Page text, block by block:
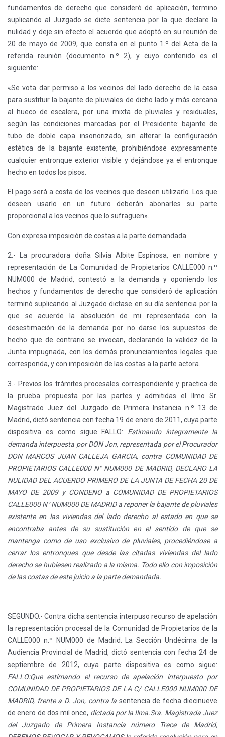
fundamentos de derecho que consideró de aplicación, termino
suplicando al Juzgado se dicte sentencia por la que declare la
nulidad y deje sin efecto el acuerdo que adoptó en su reunión de
20 de mayo de 2009, que consta en el punto 1.º del Acta de la
referida reunión (documento n.º 2), y cuyo contenido es el
siguiente:
«Se vota dar permiso a los vecinos del lado derecho de la casa
para sustituir la bajante de pluviales de dicho lado y más cercana
al hueco de escalera, por una mixta de pluviales y residuales,
según las condiciones marcadas por el Presidente: bajante de
tubo de doble capa insonorizado, sin alterar la configuración
estética de la bajante existente, prohibiéndose expresamente
cualquier entronque exterior visible y dejándose ya el entronque
hecho en todos los pisos.
El pago será a costa de los vecinos que deseen utilizarlo. Los que
deseen usarlo en un futuro deberán abonarles su parte
proporcional a los vecinos que lo sufraguen».
Con expresa imposición de costas a la parte demandada.
2.- La procuradora doña Silvia Albite Espinosa, en nombre y
representación de La Comunidad de Propietarios CALLE000 n.º
NUM000 de Madrid, contestó a la demanda y oponiendo los
hechos y fundamentos de derecho que consideró de aplicación
terminó suplicando al Juzgado dictase en su día sentencia por la
que se acuerde la absolución de mi representada con la
desestimación de la demanda por no darse los supuestos de
hecho que de contrario se invocan, declarando la validez de la
Junta impugnada, con los demás pronunciamientos legales que
corresponda, y con imposición de las costas a la parte actora.
3.- Previos los trámites procesales correspondiente y practica de
la prueba propuesta por las partes y admitidas el Ilmo Sr.
Magistrado Juez del Juzgado de Primera Instancia n.º 13 de
Madrid, dictó sentencia con fecha 19 de enero de 2011, cuya parte
dispositiva es como sigue FALLO: Estimando íntegramente la
demanda interpuesta por DON Jon, representada por el Procurador
DON MARCOS JUAN CALLEJA GARCIA, contra COMUNIDAD DE
PROPIETARIOS CALLE000 N° NUM000 DE MADRID, DECLARO LA
NULIDAD DEL ACUERDO PRIMERO DE LA JUNTA DE FECHA 20 DE
MAYO DE 2009 y CONDENO a COMUNIDAD DE PROPIETARIOS
CALLE000 N° NUM000 DE MADRID a reponer la bajante de pluviales
existente en las viviendas del lado derecho al estado en que se
encontraba antes de su sustitución en el sentido de que se
mantenga como de uso exclusivo de pluviales, procediéndose a
cerrar los entronques que desde las citadas viviendas del lado
derecho se hubiesen realizado a la misma. Todo ello con imposición
de las costas de este juicio a la parte demandada.
SEGUNDO.- Contra dicha sentencia interpuso recurso de apelación
la representación procesal de la Comunidad de Propietarios de la
CALLE000 n.º NUM000 de Madrid. La Sección Undécima de la
Audiencia Provincial de Madrid, dictó sentencia con fecha 24 de
septiembre de 2012, cuya parte dispositiva es como sigue:
FALLO:Que estimando el recurso de apelación interpuesto por
COMUNIDAD DE PROPIETARIOS DE LA C/ CALLE000 NUM000 DE
MADRID, frente a D. Jon, contra la sentencia de fecha diecinueve
de enero de dos mil once, dictada por la Ilma.Sra. Magistrada Juez
del Juzgado de Primera Instancia número Trece de Madrid,